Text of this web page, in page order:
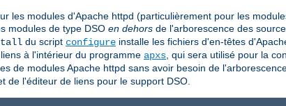
les modules d'Apache httpd (particulièrement pour les
modules de type DSO en dehors de l'arborescence des
du script configure installe les fichiers d'en-têtes
à l'intérieur du programme apxs , qui sera utilisé pour la
de modules Apache httpd sans avoir besoin de
de l'éditeur de liens pour le support DSO.